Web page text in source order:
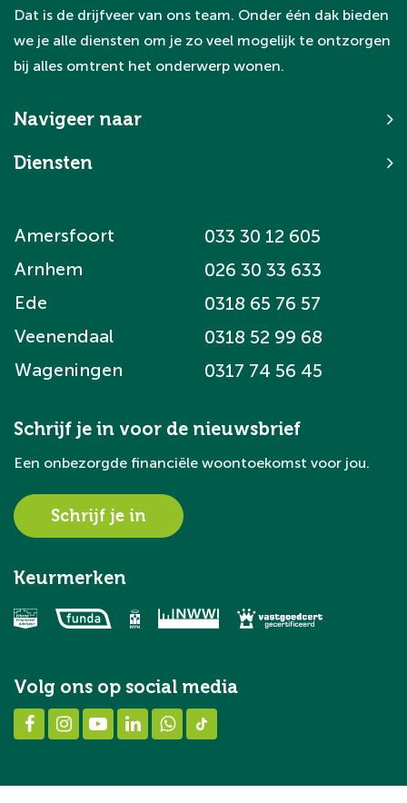
Dat is de drijfveer van ons team. Onder één dak bieden
we je alle diensten om je zo veel mogelijk te ontzorgen
bij alles omtrent het onderwerp wonen.
Navigeer naar
Diensten
Amersfoort
033 30 12 605
Arnhem
026 30 33 633
Ede
0318 65 76 57
Veenendaal
0318 52 99 68
Wageningen
0317 74 56 45
Schrijf je in voor de nieuwsbrief
Een onbezorgde financiële woontoekomst voor jou.
Schrijf je in
Keurmerken
Volg ons op social media